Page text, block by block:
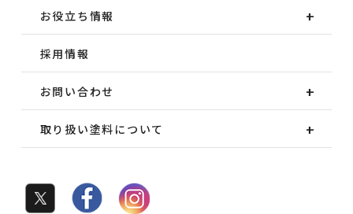
お役立ち情報
採用情報
お問い合わせ
取り扱い塗料について